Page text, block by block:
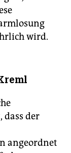
wird.
der
angeordnet